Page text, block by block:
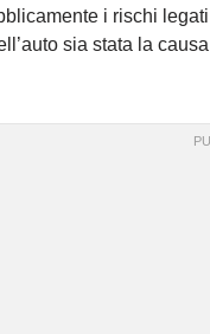
i rischi
sia stata la